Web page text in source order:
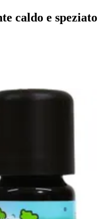
caldo e speziato